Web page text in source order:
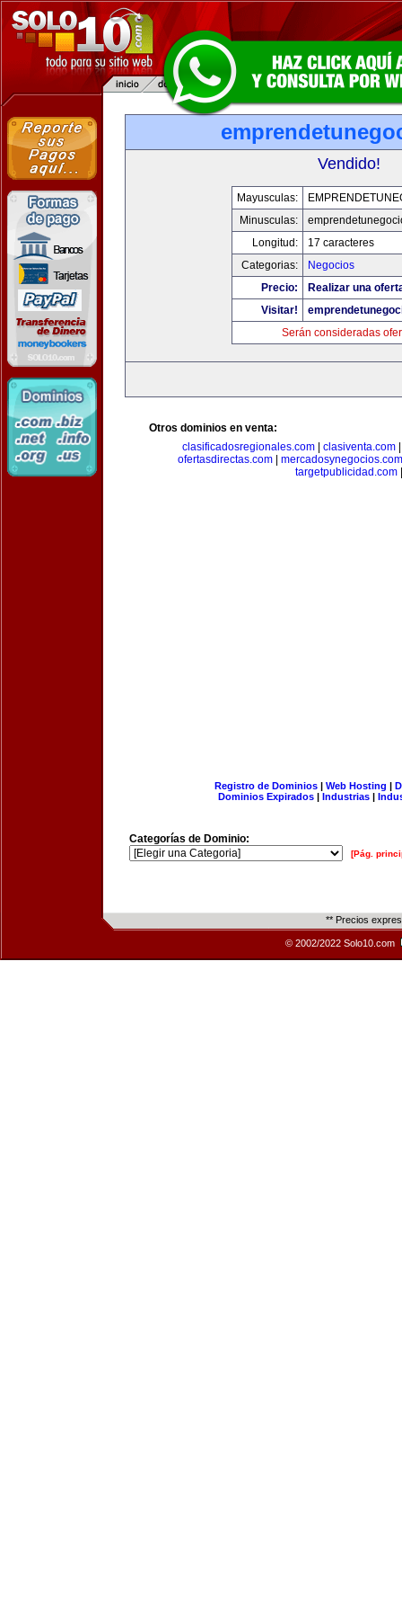
Vendido!
Mayusculas:
Minusculas:
Longitud:
17 caracteres
Categorias:
Negocios
Precio:
Realizar una
Visitar!
Serán consideradas
Otros dominios en venta:
clasificadosregionales.com| clasiventa.com
ofertasdirectas.com
mercadosynegocios.com
targetpublicidad.com
Registro de Dominios| Web Hosting |
Dominios Expirados | Industrias |
Categorías de Dominio:
[Pág.
** Precios
© 2002/2022 Solo10.com